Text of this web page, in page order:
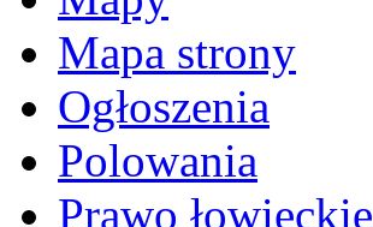
Mapa strony
Ogłoszenia
Polowania
Prawo łowieckie